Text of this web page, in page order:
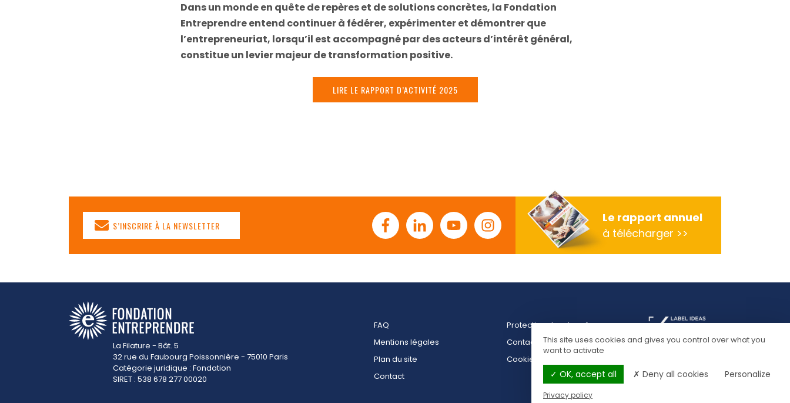
Dans un monde en quête de repères et de solutions concrètes, la Fondation
Entreprendre entend continuer à fédérer, expérimenter et démontrer que
l’entrepreneuriat, lorsqu’il est accompagné par des acteurs d’intérêt général,
constitue un levier majeur de transformation positive.
LIRE LE RAPPORT D’ACTIVITÉ 2025
S’INSCRIRE À LA NEWSLETTER FacebookLinkedinYoutubeInstagram
Le rapport annuel
à télécharger >>
La Filature - Bât. 5
32 rue du Faubourg Poissonnière - 75010 Paris
Catégorie juridique : Fondation
SIRET : 538 678 277 00020
FAQ
Mentions légales
Plan du site
Contact
Protection des données
Contact presse
Cookies
This site uses cookies and gives you control over what you
want to activate
OK, accept all Deny all cookies Personalize
Privacy policy